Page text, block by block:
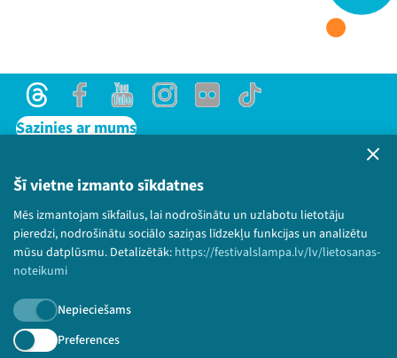
Šī vietne izmanto sīkdatnes
Mēs izmantojam sīkfailus, lai nodrošinātu un uzlabotu lietotāju
pieredzi, nodrošinātu sociālo saziņas līdzekļu funkcijas un analizētu
mūsu datplūsmu. Detalizētāk: https://festivalslampa.lv/lv/lietosanas-
noteikumi
Nepieciešams
Preferences
ThreadsFacebookYoutubeInstagram
Flick TikTok
Sazinies ar mums
Lietošanas noteikumi un sīkdatņu politika
Bērnu aizsardzības politika
© 2026 Sarunu festivāls LAMPA Visas tiesības
paturētas.
Piesakies jaunumiem!